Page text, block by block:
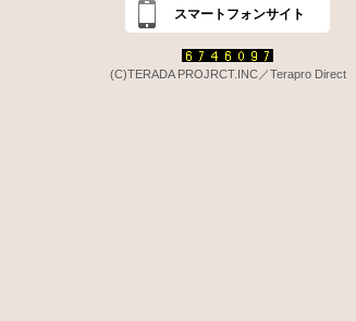
スマートフォンサイト
(C)TERADA PROJRCT.INC／Terapro Direct